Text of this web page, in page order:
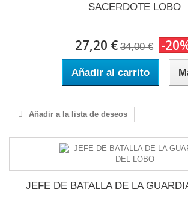
SACERDOTE LOBO
27,20 € 34,00 € -
Añadir al carrito
Añadir a la lista de deseos
JEFE DE BATALLA DE LA